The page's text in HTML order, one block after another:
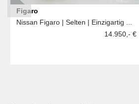
Figaro
Nissan Figaro | Selten | Einzigartig ...
14.950,- €